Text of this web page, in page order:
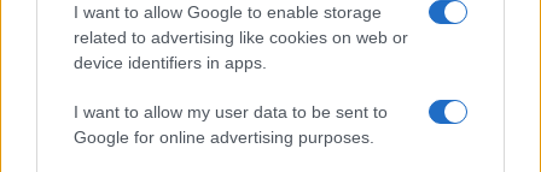
I want to allow Google to enable storage
related to advertising like cookies on web or
device identifiers in apps.
I want to allow my user data to be sent to
Google for online advertising purposes.
Νέες απώλειες για την Καρυστιανού:
Παραιτήθηκαν Μουτσάτσου, Ιωαννίδου
και Κοτσόργιος - «Αποχωρώ από μια
Αυγερινός, Μουτσάτσου και ακόμη 20
πρώην στελέχη κατά Καρυστιανού: «Δεν